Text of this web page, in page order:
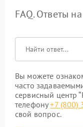
FAQ. Ответы
Вы можете
часто
сервисный центр
телефону+7 (800)
свой вопрос.